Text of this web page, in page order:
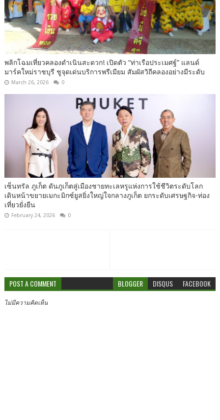
พลิกโฉมเที่ยวคลองดำเนินสะดวก! เปิดตัว “ท่าเรือประเมศฐ์” แลนด์
มาร์คใหม่ราชบุรี ชูจุดเด่นบริการพรีเมียม สัมผัสวิถีคลองอย่างมีระดับ
March 26, 2026 0
เซ็นทรัล ภูเก็ต ดันภูเก็ตสู่เมืองชายทะเลหรูแห่งการใช้ชีวิตระดับโลก
เดินหน้าขยายเมกะมิกซ์ยูสยิ่งใหญ่ใจกลางภูเก็ต ยกระดับเศรษฐกิจ-ท่อง
เที่ยวยั่งยืน
February 24, 2026 0
POST A COMMENT BLOGGER DISQUS FACEBOOK
ไม่มีความคิดเห็น